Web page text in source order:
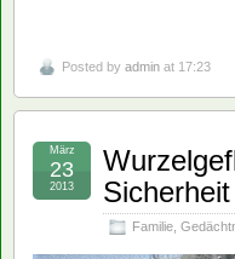
Posted by admin at 17:23
Familie
März
23
2013